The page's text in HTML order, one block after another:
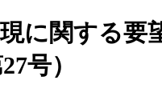
に関する要
号）